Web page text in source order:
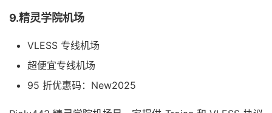
9.精灵学院机场
VLESS 专线机场
超便宜专线机场
95 折优惠码：New2025